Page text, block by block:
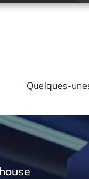
Quelques-